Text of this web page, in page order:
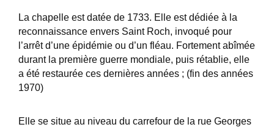
La chapelle est datée de 1733. Elle est dédiée à la
reconnaissance envers Saint Roch, invoqué pour
l’arrêt d’une épidémie ou d’un fléau. Fortement abîmée
durant la première guerre mondiale, puis rétablie, elle
a été restaurée ces dernières années ; (fin des années
1970)
Elle se situe au niveau du carrefour de la rue Georges